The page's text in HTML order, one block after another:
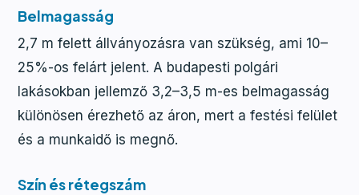
Belmagasság
2,7 m felett állványozásra van szükség, ami 10–
25%-os felárt jelent. A budapesti polgári
lakásokban jellemző 3,2–3,5 m-es belmagasság
különösen érezhető az áron, mert a festési felület
és a munkaidő is megnő.
Szín és rétegszám